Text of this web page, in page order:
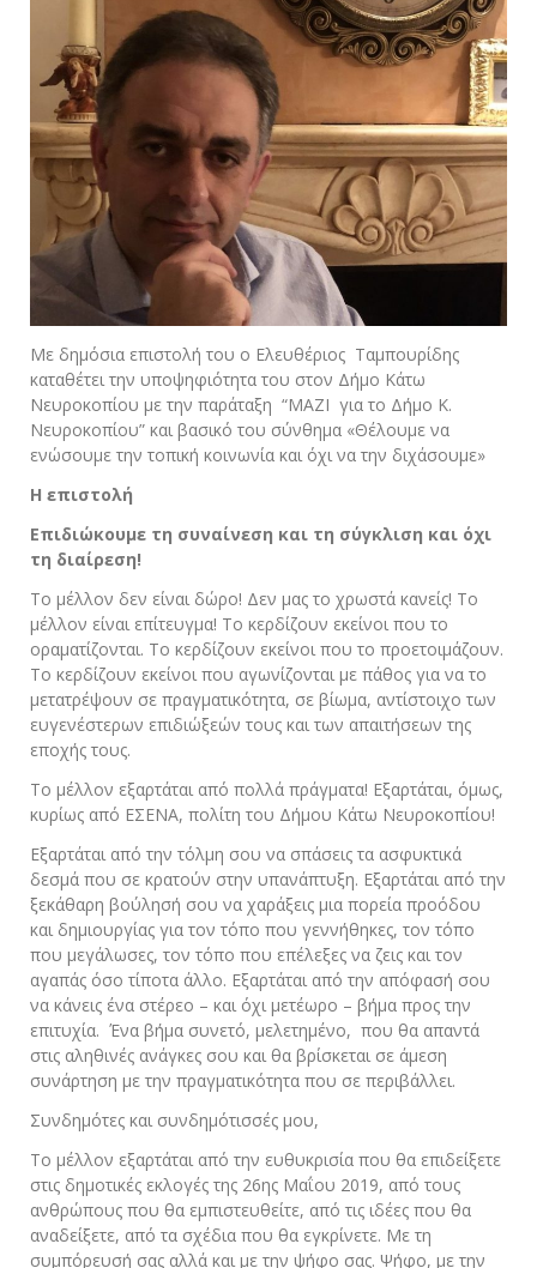
Με δημόσια επιστολή του ο Ελευθέριος Ταμπουρίδης
καταθέτει την υποψηφιότητα του στον Δήμο Κάτω
Νευροκοπίου με την παράταξη “ΜΑΖΙ για το Δήμο Κ.
Νευροκοπίου” και βασικό του σύνθημα «Θέλουμε να
ενώσουμε την τοπική κοινωνία και όχι να την διχάσουμε»
Η επιστολή
Επιδιώκουμε τη συναίνεση και τη σύγκλιση και όχι
τη διαίρεση!
Το μέλλον δεν είναι δώρο! Δεν μας το χρωστά κανείς! Το
μέλλον είναι επίτευγμα! Το κερδίζουν εκείνοι που το
οραματίζονται. Το κερδίζουν εκείνοι που το προετοιμάζουν.
Το κερδίζουν εκείνοι που αγωνίζονται με πάθος για να το
μετατρέψουν σε πραγματικότητα, σε βίωμα, αντίστοιχο των
ευγενέστερων επιδιώξεών τους και των απαιτήσεων της
εποχής τους.
Το μέλλον εξαρτάται από πολλά πράγματα! Εξαρτάται, όμως,
κυρίως από ΕΣΕΝΑ, πολίτη του Δήμου Κάτω Νευροκοπίου!
Εξαρτάται από την τόλμη σου να σπάσεις τα ασφυκτικά
δεσμά που σε κρατούν στην υπανάπτυξη. Εξαρτάται από την
ξεκάθαρη βούλησή σου να χαράξεις μια πορεία προόδου
και δημιουργίας για τον τόπο που γεννήθηκες, τον τόπο
που μεγάλωσες, τον τόπο που επέλεξες να ζεις και τον
αγαπάς όσο τίποτα άλλο. Εξαρτάται από την απόφασή σου
να κάνεις ένα στέρεο – και όχι μετέωρο – βήμα προς την
επιτυχία. Ένα βήμα συνετό, μελετημένο, που θα απαντά
στις αληθινές ανάγκες σου και θα βρίσκεται σε άμεση
συνάρτηση με την πραγματικότητα που σε περιβάλλει.
Συνδημότες και συνδημότισσές μου,
Το μέλλον εξαρτάται από την ευθυκρισία που θα επιδείξετε
στις δημοτικές εκλογές της 26ης Μαΐου 2019, από τους
ανθρώπους που θα εμπιστευθείτε, από τις ιδέες που θα
αναδείξετε, από τα σχέδια που θα εγκρίνετε. Με τη
συμπόρευσή σας αλλά και με την ψήφο σας. Ψήφο, με την